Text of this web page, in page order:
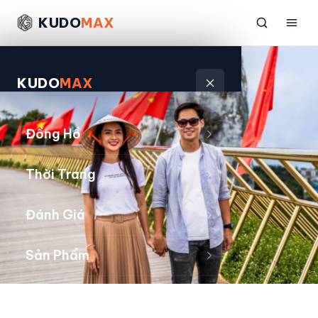
KUDOMAX
KUDOMAX
Đồng Hồ
Thời Trang
Đánh Giá
Sản Phẩm